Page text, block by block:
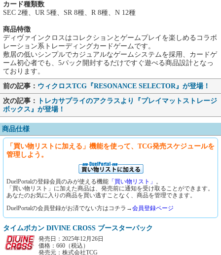
カード種類数
SEC 2種、UR 5種、SR 8種、R 8種、N 12種
商品特徴
ディヴァインクロスはコレクションとゲームプレイを楽しめるコラボ
レーション系トレーディングカードゲームです。
敷居の低いシンプルでカジュアルなゲームシステムを採用、カードゲ
ーム初心者でも、5パック開封するだけですぐ遊べる商品設計となっ
ております。
前の記事： ウィクロスTCG『RESONANCE SELECTOR』が登場！
次の記事：
トレカサプライのアクラスより『プレイマットストレージ
ボックス』が登場！
商品仕様
「買い物リストに加える」機能を使って、TCG発売スケジュールを
管理しよう。
DuelPortalの登録会員のみが使える機能 「買い物リスト」
。
「買い物リスト」に加えた商品は、発売前に通知を受け取ることができます。
あなたのお気に入りの商品を買い逃すことなく、商品を管理できます。
DuelPortalの会員登録がお済でない方はコチラ→会員登録ページ
タイムボカン DIVINE CROSS ブースターパック
発売日：2025年12月26日
価格：660（税込）
発売元：株式会社TCG